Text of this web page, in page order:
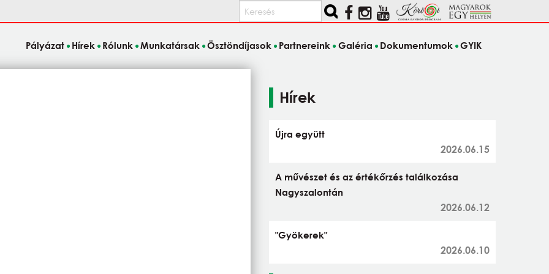
Keresés
Pályázat Hírek Rólunk Munkatársak Ösztöndíjasok Partnereink Galéria Dokumentumok GYIK
Hírek
Újra együtt
2026.06.15
A művészet és az értékőrzés találkozása
Nagyszalontán
2026.06.12
"Gyökerek"
2026.06.10